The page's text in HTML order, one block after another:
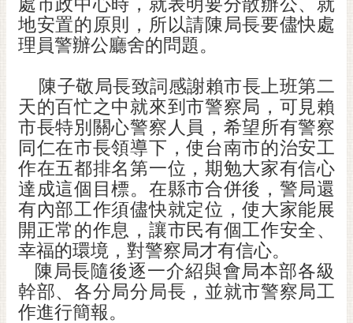
覽
訂
訂
閱
電
子
報
市
民
信
English
處市政中心時，就表明要分散辦公、就
地安置的原則，所以請陳局長要儘快處
理員警辦公廳舍的問題。
陳子敬局長致詞感謝賴市長上班第二
天的百忙之中就來到市警察局，可見賴
市長特別關心警察人員，希望所有警察
同仁在市長領導下，使台南市的治安工
作在五都排名第一位，期勉大家有信心
達成這個目標。在縣市合併後，警局還
有內部工作須儘快就定位，使大家能展
開正常的作息，讓市民有個工作安全、
幸福的環境，對警察局才有信心。
陳局長隨後逐一介紹與會局本部各級
幹部、各分局分局長，並就市警察局工
作進行簡報。